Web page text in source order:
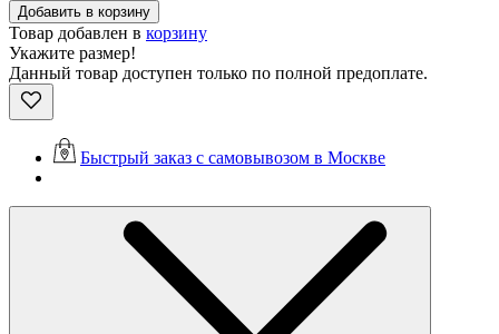
Добавить в корзину
Товар добавлен в корзину
Укажите размер!
Данный товар доступен только по полной предоплате.
Быстрый заказ с самовывозом в Москве